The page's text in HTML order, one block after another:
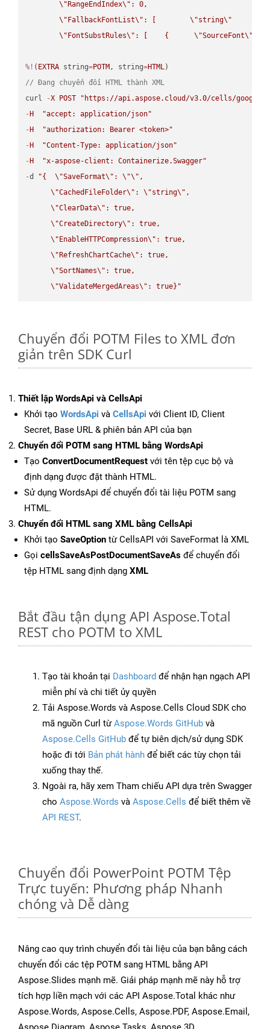
\" RangeEndIndex\" : 0,
\" FallbackFontList\" : [ \"string\"
\" FontSubstRules\" : [    { \"SourceFont\"
%! ( EXTRA string=POTM , string=HTML
// Đang chuyển đổi HTML thành XML
curl
-X POST
"https://api.aspose.cloud/v3.0/cells/
- H
"accept: application/json"
- H
"authorization: Bearer <token>"
- H
"Content-Type: application/json"
- H
"x-aspose-client: Containerize.Swagger"
-d "{ \"SaveFormat\" : \"\" ,
\"CachedFileFolder\" : \"string\" ,
\"ClearData\" : true,
\"CreateDirectory\" : true,
\" EnableHTTPCompression\" : true,
\" RefreshChartCache\" : true,
\"SortNames\" : true,
\"ValidateMergedAreas\" : true}"
Chuyển đổi POTM Files to XML đơn
giản trên SDK Curl
Thiết lập WordsApi và CellsApi
Khởi tạo WordsApi và CellsApi với Client ID, Client
Secret, Base URL & phiên bản API của bạn
Chuyển đổi POTM sang HTML bằng WordsApi
Tạo ConvertDocumentRequest với tên tệp cục bộ và
định dạng được đặt thành HTML.
Sử dụng WordsApi để chuyển đổi tài liệu POTM sang
HTML.
Chuyển đổi HTML sang XML bằng CellsApi
Khởi tạo SaveOption từ CellsAPI với SaveFormat là XML
Gọi cellsSaveAsPostDocumentSaveAs để chuyển đổi
tệp HTML sang định dạng XML
Bắt đầu tận dụng API Aspose.Total
REST cho POTM to XML
Tạo tài khoản tại Dashboard để nhận hạn ngạch API
miễn phí và chi tiết ủy quyền
Tải Aspose.Words và Aspose.Cells Cloud SDK cho
mã nguồn Curl từAspose.Words GitHub và
Aspose.Cells GitHub để tự biên dịch/sử dụng SDK
hoặc đi tới Bản phát hành để biết các tùy chọn tải
xuống thay thế.
Ngoài ra, hãy xem Tham chiếu API dựa trên Swagger
cho Aspose.Words và Aspose.Cells để biết thêm về
API REST.
Chuyển đổi PowerPoint POTM Tệp
Trực tuyến: Phương pháp Nhanh
chóng và Dễ dàng
Nâng cao quy trình chuyển đổi tài liệu của bạn bằng cách
chuyển đổi các tệp POTM sang HTML bằng API
Aspose.Slides mạnh mẽ. Giải pháp mạnh mẽ này hỗ trợ
tích hợp liền mạch với các API Aspose.Total khác như
Aspose.Words, Aspose.Cells, Aspose.PDF, Aspose.Email,